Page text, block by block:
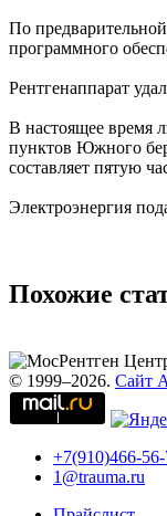
По
программного
Рентгенаппарат
В настоящее время
пунктов Южного
составляет пятую
Электроэнергия
Похожие
© 1999–2026. Сайт
+7(910)466-
1@trauma.ru